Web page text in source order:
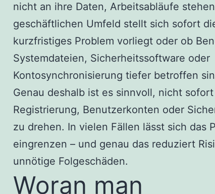
nicht an ihre Daten, Arbeitsabläufe
geschäftlichen Umfeld stellt sich sofort
kurzfristiges Problem vorliegt oder ob
Systemdateien, Sicherheitssoftware oder
Kontosynchronisierung tiefer betroffen
Genau deshalb ist es sinnvoll, nicht
Registrierung, Benutzerkonten oder
zu drehen. In vielen Fällen lässt sich das
eingrenzen – und genau das reduziert
unnötige Folgeschäden.
Woran man